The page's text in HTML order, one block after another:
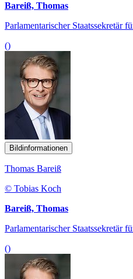
Bareiß, Thomas
Parlamentarischer Staatssekretär
()
Bildinformationen
Thomas Bareiß
© Tobias Koch
Bareiß, Thomas
Parlamentarischer Staatssekretär
()